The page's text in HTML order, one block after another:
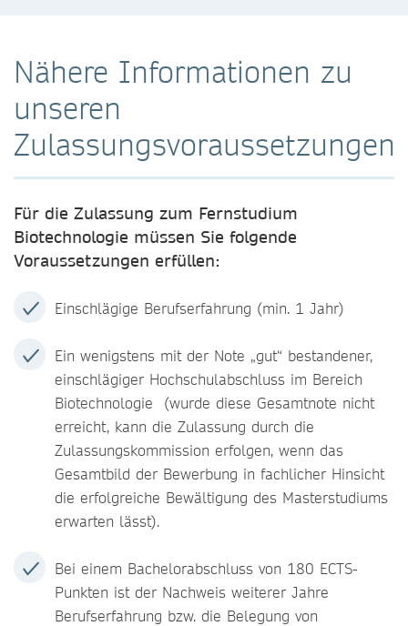
Nähere Informationen zu
unseren
Zulassungsvoraussetzungen
Für die Zulassung zum Fernstudium
Biotechnologie müssen Sie folgende
Voraussetzungen erfüllen:
Einschlägige Berufserfahrung (min. 1 Jahr)
Ein wenigstens mit der Note „gut“ bestandener,
einschlägiger Hochschulabschluss im Bereich
Biotechnologie (wurde diese Gesamtnote nicht
erreicht, kann die Zulassung durch die
Zulassungskommission erfolgen, wenn das
Gesamtbild der Bewerbung in fachlicher Hinsicht
die erfolgreiche Bewältigung des Masterstudiums
erwarten lässt).
Bei einem Bachelorabschluss von 180 ECTS-
Punkten ist der Nachweis weiterer Jahre
Berufserfahrung bzw. die Belegung von